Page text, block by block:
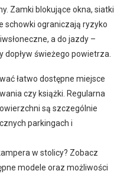
Zamki blokujące okna, siatki
schowki ograniczają ryzyko
a do jazdy –
dopływ świeżego powietrza.
łatwo dostępne miejsce
czy książki. Regularna
są szczególnie
parkingach i
w stolicy? Zobacz
modele oraz możliwości